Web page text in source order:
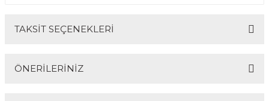
TAKSİT SEÇENEKLERİ
ÖNERİLERİNİZ